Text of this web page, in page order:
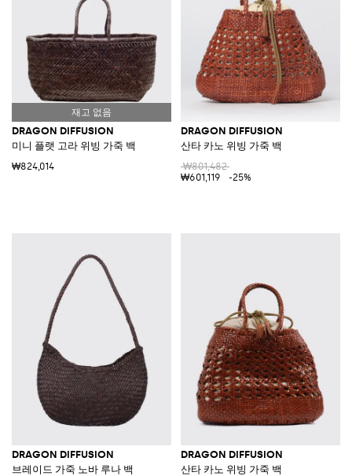
DRAGON DIFFUSION
미니 플랫 고라 위빙 가죽 백
₩824,014
DRAGON DIFFUSION
산타 카노 위빙 가죽 백
₩801,482
₩601,119
-25%
DRAGON DIFFUSION
브레이드 가죽 노바 루나 백
DRAGON DIFFUSION
산타 카노 위빙 가죽 백